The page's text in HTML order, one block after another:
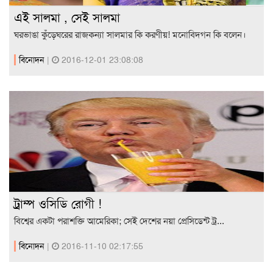
এই সালমা , সেই সালমা
ঘরভাঙা কুঁড়েঘরের রাজকন্যা সালমার কি করণীয়! মনোবিদগন কি বলেন।
বিনোদন | 2016-12-01 23:08:08
ট্রাম্প ওসিডি রোগী !
বিশ্বের একটা পরাশক্তি আমেরিকা; সেই দেশের নয়া প্রেসিডেন্ট ট্র...
বিনোদন | 2016-11-10 02:17:55